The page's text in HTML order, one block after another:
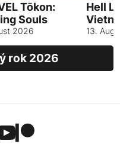
Tōkon:
Souls
2026
Hell
13.
rok 2026